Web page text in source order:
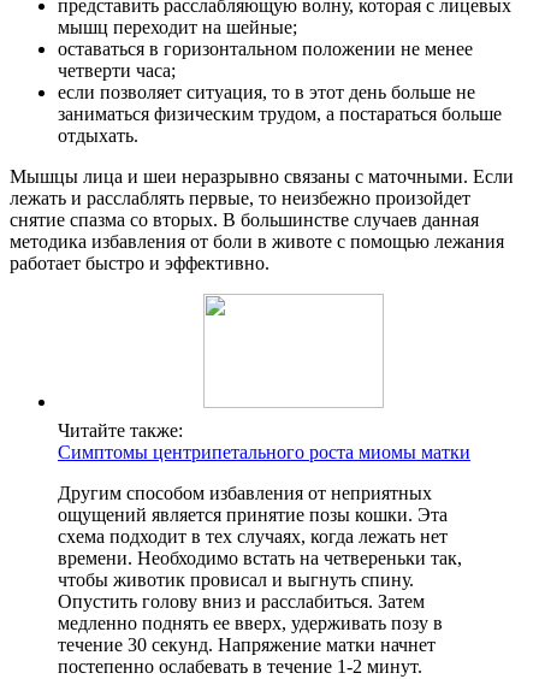
представить расслабляющую волну, которая с лицевых
мышц переходит на шейные;
оставаться в горизонтальном положении не менее
четверти часа;
если позволяет ситуация, то в этот день больше не
заниматься физическим трудом, а постараться больше
отдыхать.
Мышцы лица и шеи неразрывно связаны с маточными. Если
лежать и расслаблять первые, то неизбежно произойдет
снятие спазма со вторых. В большинстве случаев данная
методика избавления от боли в животе с помощью лежания
работает быстро и эффективно.
Читайте также:
Симптомы центрипетального роста миомы матки
Другим способом избавления от неприятных
ощущений является принятие позы кошки. Эта
схема подходит в тех случаях, когда лежать нет
времени. Необходимо встать на четвереньки так,
чтобы животик провисал и выгнуть спину.
Опустить голову вниз и расслабиться. Затем
медленно поднять ее вверх, удерживать позу в
течение 30 секунд. Напряжение матки начнет
постепенно ослабевать в течение 1-2 минут.